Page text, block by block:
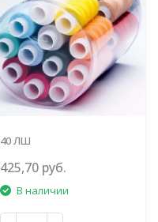
40 ЛШ
425,70 руб.
В наличии